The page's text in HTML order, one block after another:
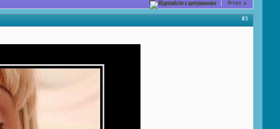
Відповісти з цитуванням Вгору ▲
#3